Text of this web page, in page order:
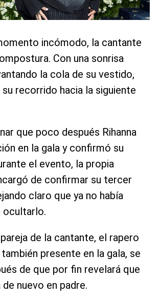
incómodo, la cantante
Con una sonrisa
la cola de su vestido,
recorrido hacia la siguiente
que poco después Rihanna
en la gala y confirmó su
el evento, la propia
de confirmar su tercer
claro que ya no había
ocultarlo.
de la cantante, el rapero
presente en la gala, se
de que por fin revelará que
nuevo en padre.